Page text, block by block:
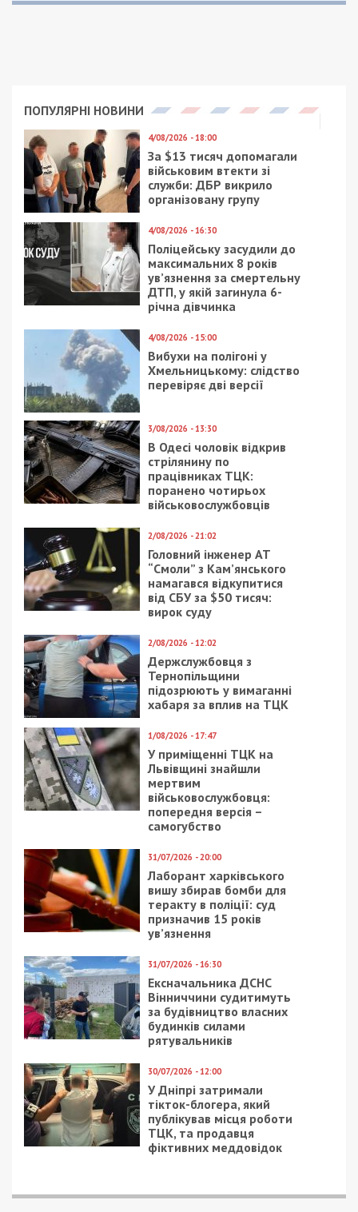
ПОПУЛЯРНІ НОВИНИ
4/08/2026 - 18:00
За $13 тисяч допомагали
військовим втекти зі
служби: ДБР викрило
організовану групу
4/08/2026 - 16:30
Поліцейську засудили до
максимальних 8 років
ув’язнення за смертельну
ДТП, у якій загинула 6-
річна дівчинка
4/08/2026 - 15:00
Вибухи на полігоні у
Хмельницькому: слідство
перевіряє дві версії
3/08/2026 - 13:30
В Одесі чоловік відкрив
стрілянину по
працівниках ТЦК:
поранено чотирьох
військовослужбовців
2/08/2026 - 21:02
Головний інженер АТ
“Смоли” з Кам’янського
намагався відкупитися
від СБУ за $50 тисяч:
вирок суду
2/08/2026 - 12:02
Держслужбовця з
Тернопільщини
підозрюють у вимаганні
хабаря за вплив на ТЦК
1/08/2026 - 17:47
У приміщенні ТЦК на
Львівщині знайшли
мертвим
військовослужбовця:
попередня версія –
самогубство
31/07/2026 - 20:00
Лаборант харківського
вишу збирав бомби для
теракту в поліції: суд
призначив 15 років
ув’язнення
31/07/2026 - 16:30
Ексначальника ДСНС
Вінниччини судитимуть
за будівництво власних
будинків силами
рятувальників
30/07/2026 - 12:00
У Дніпрі затримали
тікток-блогера, який
публікував місця роботи
ТЦК, та продавця
фіктивних меддовідок